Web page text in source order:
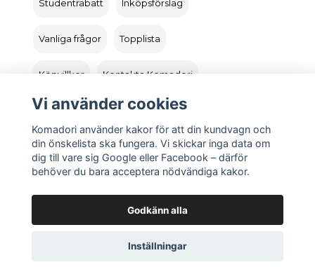
Studentrabatt Inköpsförslag
Vanliga frågor Topplista
Köpvillkor Kontakta Komadori
Logga in Returer
Vi använder cookies
Komadori använder kakor för att din kundvagn och
din önskelista ska fungera. Vi skickar inga data om
dig till vare sig Google eller Facebook – därför
behöver du bara acceptera nödvändiga kakor.
Godkänn alla
Inställningar